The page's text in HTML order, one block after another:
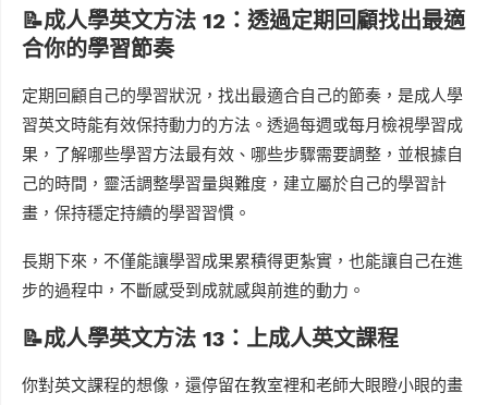
📝成人學英文方法 12：透過定期回顧找出最適
合你的學習節奏
定期回顧自己的學習狀況，找出最適合自己的節奏，是成人學
習英文時能有效保持動力的方法。透過每週或每月檢視學習成
果，了解哪些學習方法最有效、哪些步驟需要調整，並根據自
己的時間，靈活調整學習量與難度，建立屬於自己的學習計
畫，保持穩定持續的學習習慣。
長期下來，不僅能讓學習成果累積得更紮實，也能讓自己在進
步的過程中，不斷感受到成就感與前進的動力。
📝成人學英文方法 13：上成人英文課程
你對英文課程的想像，還停留在教室裡和老師大眼瞪小眼的畫